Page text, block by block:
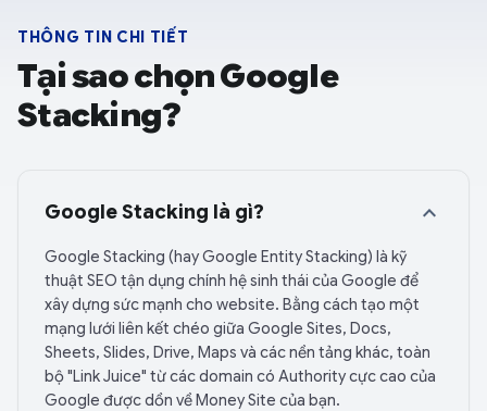
THÔNG TIN CHI TIẾT
Tại sao chọn Google
Stacking?
Google Stacking là gì? expand_more
Google Stacking (hay Google Entity Stacking) là kỹ
thuật SEO tận dụng chính hệ sinh thái của Google để
xây dựng sức mạnh cho website. Bằng cách tạo một
mạng lưới liên kết chéo giữa Google Sites, Docs,
Sheets, Slides, Drive, Maps và các nền tảng khác, toàn
bộ "Link Juice" từ các domain có Authority cực cao của
Google được dồn về Money Site của bạn.